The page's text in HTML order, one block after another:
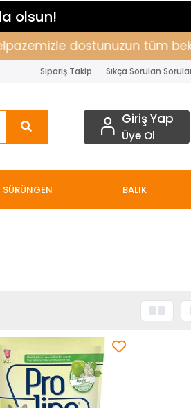
olsun!
dostunuzun tüm
Sipariş Takip Sıkça Sorulan
Giriş Yap
Üye Ol
SÜRÜNGEN BALIK